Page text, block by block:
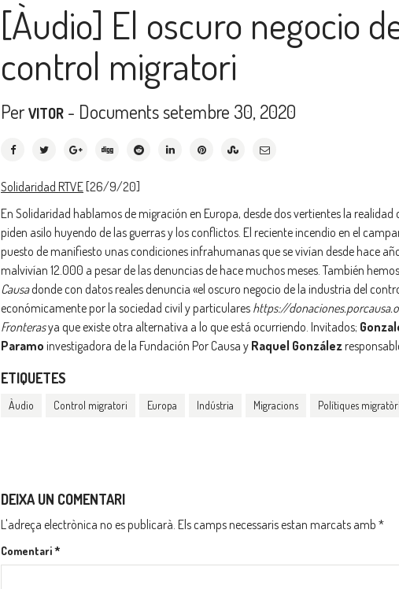
[Àudio] El oscuro negocio
control migratori
Per VITOR - Documentssetembre 30, 2020
Solidaridad RTVE [26/9/20]
En Solidaridad hablamos de migración en Europa, desde dos vertientes la
piden asilo huyendo de las guerras y los conflictos. El reciente incendio en el
puesto de manifiesto unas condiciones infrahumanas que se vivían desde hace
malvivían 12.000 a pesar de las denuncias de hace muchos meses. También
Causadonde con datos reales denuncia «el oscuro negocio de la industria del
económicamente por la sociedad civil y particulares https://
Fronterasya que existe otra alternativa a lo que está ocurriendo. Invitados;
Paramo investigadora de la Fundación Por Causa y Raquel González
ETIQUETES
Àudio Control migratori Europa Indústria Migracions Polítiques
DEIXA UN COMENTARI
L'adreça electrònica no es publicarà. Els camps necessaris estan marcats amb *
Comentari*